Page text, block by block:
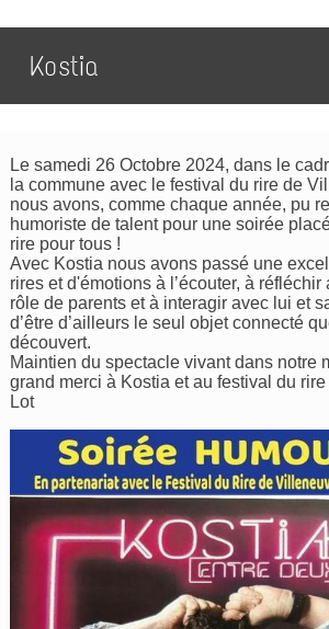
Kostia
Le samedi 26 Octobre 2024, dans le
la commune avec le festival du rire de
nous avons, comme chaque année, pu
humoriste de talent pour une soirée
rire pour tous !
Avec Kostia nous avons passé une
rires et d'émotions à l’écouter, à
rôle de parents et à interagir avec lui et
d’être d’ailleurs le seul objet connecté
découvert.
Maintien du spectacle vivant dans notre
grand merci à Kostia et au festival du
Lot